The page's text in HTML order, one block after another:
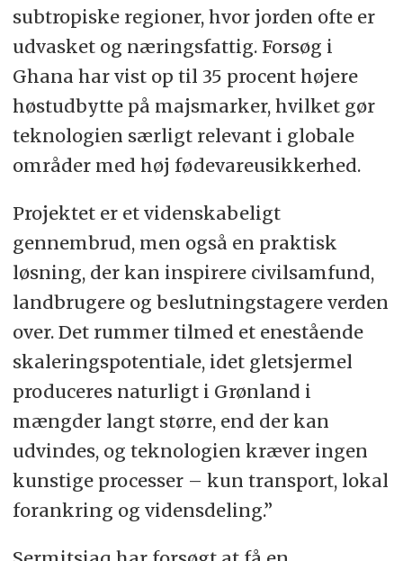
subtropiske regioner, hvor jorden ofte er
udvasket og næringsfattig. Forsøg i
Ghana har vist op til 35 procent højere
høstudbytte på majsmarker, hvilket gør
teknologien særligt relevant i globale
områder med høj fødevareusikkerhed.
Projektet er et videnskabeligt
gennembrud, men også en praktisk
løsning, der kan inspirere civilsamfund,
landbrugere og beslutningstagere verden
over. Det rummer tilmed et enestående
skaleringspotentiale, idet gletsjermel
produceres naturligt i Grønland i
mængder langt større, end der kan
udvindes, og teknologien kræver ingen
kunstige processer – kun transport, lokal
forankring og vidensdeling.”